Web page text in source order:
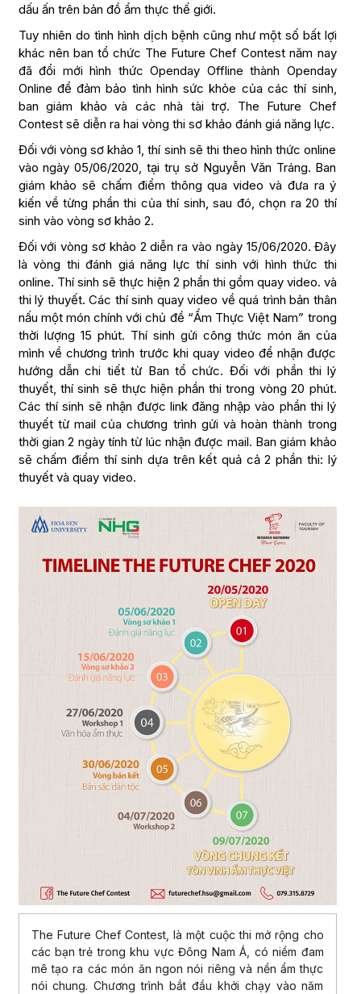
dấu ấn trên bản đồ ẩm thực thế giới.
Tuy nhiên do tình hình dịch bệnh cũng như một số bất lợi
khác nên ban tổ chức The Future Chef Contest năm nay
đã đổi mới hình thức Openday Offline thành Openday
Online để đảm bảo tình hình sức khỏe của các thí sinh,
ban giám khảo và các nhà tài trợ. The Future Chef
Contest sẽ diễn ra hai vòng thi sơ khảo đánh giá năng lực.
Đối với vòng sơ khảo 1, thí sinh sẽ thi theo hình thức online
vào ngày 05/06/2020, tại trụ sở Nguyễn Văn Tráng. Ban
giám khảo sẽ chấm điểm thông qua video và đưa ra ý
kiến về từng phần thi của thí sinh, sau đó, chọn ra 20 thí
sinh vào vòng sơ khảo 2.
Đối với vòng sơ khảo 2 diễn ra vào ngày 15/06/2020. Đây
là vòng thi đánh giá năng lực thí sinh với hình thức thi
online. Thí sinh sẽ thực hiện 2 phần thi gồm quay video. và
thi lý thuyết. Các thí sinh quay video về quá trình bản thân
nấu một món chính với chủ đề “Ẩm Thực Việt Nam” trong
thời lượng 15 phút. Thí sinh gửi công thức món ăn của
mình về chương trình trước khi quay video để nhận được
hướng dẫn chi tiết từ Ban tổ chức. Đối với phần thi lý
thuyết, thí sinh sẽ thực hiện phần thi trong vòng 20 phút.
Các thí sinh sẽ nhận được link đăng nhập vào phần thi lý
thuyết từ mail của chương trình gửi và hoàn thành trong
thời gian 2 ngày tính từ lúc nhận được mail. Ban giám khảo
sẽ chấm điểm thí sinh dựa trên kết quả cả 2 phần thi: lý
thuyết và quay video.
The Future Chef Contest, là một cuộc thi mở rộng cho
các bạn trẻ trong khu vực Đông Nam Á, có niềm đam
mê tạo ra các món ăn ngon nói riêng và nền ẩm thực
nói chung. Chương trình bắt đầu khởi chạy vào năm